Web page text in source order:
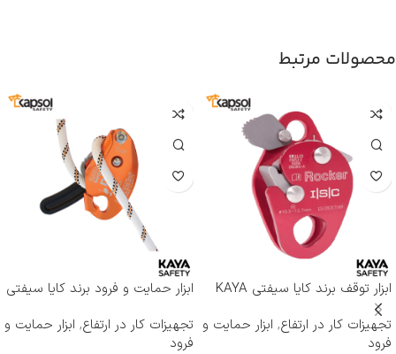
محصولات مرتبط
ابزار توقف برند کایا سیفتی KAYA
SAFETY مدل RP-500 ROCKER
تجهیزات کار در ارتفاع, ابزار حمایت و
فرود
ابزار حمایت و فرود برند کایا سیفتی
تجهیزات کار در ارتفاع, ابزار حمایت و
فرود